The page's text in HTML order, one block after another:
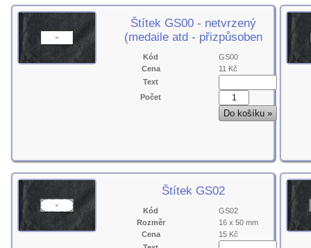
Štítek GS00 - netvrzený
(medaile atd - přizpůsoben
Kód
GS00
Cena
11 Kč
Text
Počet
Štítek GS02
Kód
GS02
Rozměr
16 x 50 mm
Cena
15 Kč